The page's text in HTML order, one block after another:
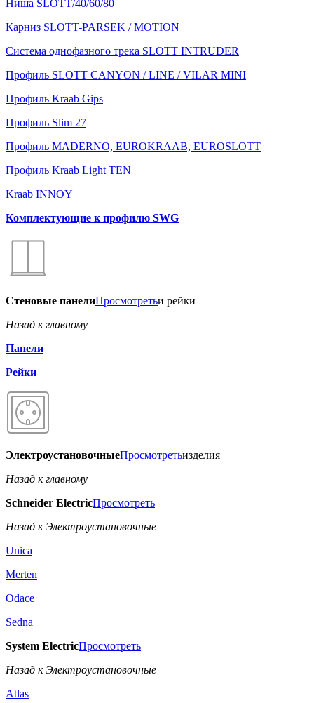
Ниша SLOTT/40/60/80
Карниз SLOTT-PARSEK / MOTION
Система однофазного трека SLOTT INTRUDER
Профиль SLOTT CANYON / LINE / VILAR MINI
Профиль Kraab Gips
Профиль Slim 27
Профиль MADERNO, EUROKRAAB, EUROSLOTT
Профиль Kraab Light TEN
Kraab INNOY
Комплектующие к профилю SWG
Стеновые панелиПросмотретьи рейки
Назад к главному
Панели
Рейки
ЭлектроустановочныеПросмотретьизделия
Назад к главному
Schneider ElectricПросмотреть
Назад к Электроустановочные
Unica
Merten
Odace
Sedna
System ElectricПросмотреть
Назад к Электроустановочные
Atlas